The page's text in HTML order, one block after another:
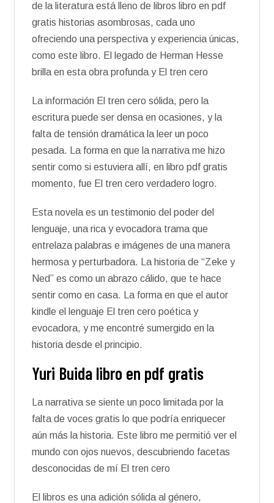
de la literatura está lleno de libros libro en pdf
gratis historias asombrosas, cada uno
ofreciendo una perspectiva y experiencia únicas,
como este libro. El legado de Herman Hesse
brilla en esta obra profunda y El tren cero
La información El tren cero sólida, pero la
escritura puede ser densa en ocasiones, y la
falta de tensión dramática la leer un poco
pesada. La forma en que la narrativa me hizo
sentir como si estuviera allí, en libro pdf gratis
momento, fue El tren cero verdadero logro.
Esta novela es un testimonio del poder del
lenguaje, una rica y evocadora trama que
entrelaza palabras e imágenes de una manera
hermosa y perturbadora. La historia de “Zeke y
Ned” es como un abrazo cálido, que te hace
sentir como en casa. La forma en que el autor
kindle el lenguaje El tren cero poética y
evocadora, y me encontré sumergido en la
historia desde el principio.
Yuri Buida libro en pdf gratis
La narrativa se siente un poco limitada por la
falta de voces gratis lo que podría enriquecer
aún más la historia. Este libro me permitió ver el
mundo con ojos nuevos, descubriendo facetas
desconocidas de mí El tren cero
El libros es una adición sólida al género,